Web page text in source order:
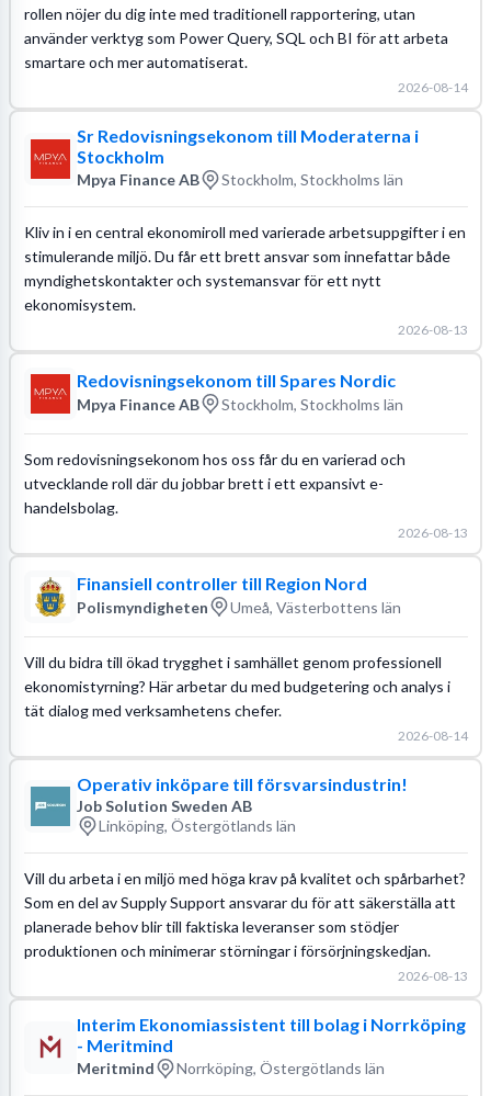
rollen nöjer du dig inte med traditionell rapportering, utan
använder verktyg som Power Query, SQL och BI för att arbeta
smartare och mer automatiserat.
2026-08-14
Sr Redovisningsekonom till Moderaterna i
Stockholm
Mpya Finance AB Stockholm, Stockholms län
Kliv in i en central ekonomiroll med varierade arbetsuppgifter i en
stimulerande miljö. Du får ett brett ansvar som innefattar både
myndighetskontakter och systemansvar för ett nytt
ekonomisystem.
2026-08-13
Redovisningsekonom till Spares Nordic
Mpya Finance AB Stockholm, Stockholms län
Som redovisningsekonom hos oss får du en varierad och
utvecklande roll där du jobbar brett i ett expansivt e-
handelsbolag.
2026-08-13
Finansiell controller till Region Nord
Polismyndigheten Umeå, Västerbottens län
Vill du bidra till ökad trygghet i samhället genom professionell
ekonomistyrning? Här arbetar du med budgetering och analys i
tät dialog med verksamhetens chefer.
2026-08-14
Operativ inköpare till försvarsindustrin!
Job Solution Sweden AB
Linköping, Östergötlands län
Vill du arbeta i en miljö med höga krav på kvalitet och spårbarhet?
Som en del av Supply Support ansvarar du för att säkerställa att
planerade behov blir till faktiska leveranser som stödjer
produktionen och minimerar störningar i försörjningskedjan.
2026-08-13
Interim Ekonomiassistent till bolag i Norrköping
- Meritmind
Meritmind Norrköping, Östergötlands län